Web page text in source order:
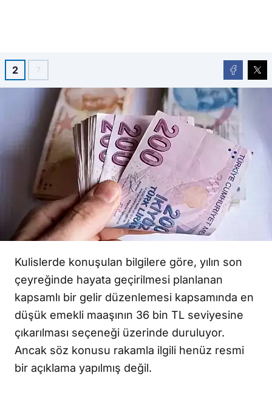
2 7
Kulislerde konuşulan bilgilere göre, yılın son
çeyreğinde hayata geçirilmesi planlanan
kapsamlı bir gelir düzenlemesi kapsamında en
düşük emekli maaşının 36 bin TL seviyesine
çıkarılması seçeneği üzerinde duruluyor.
Ancak söz konusu rakamla ilgili henüz resmi
bir açıklama yapılmış değil.